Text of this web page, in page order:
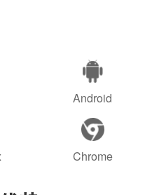
Android
Chrome